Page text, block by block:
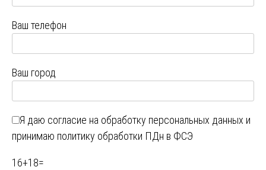
Ваш телефон
Ваш город
Я даю согласие на обработку персональных данных и
принимаю политику обработки ПДн в ФСЭ
16+18=